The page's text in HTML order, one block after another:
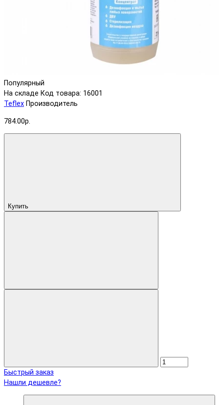
Популярный
На складе Код товара: 16001
Teflex Производитель
784.00р.
Купить
Быстрый заказ
Нашли дешевле?